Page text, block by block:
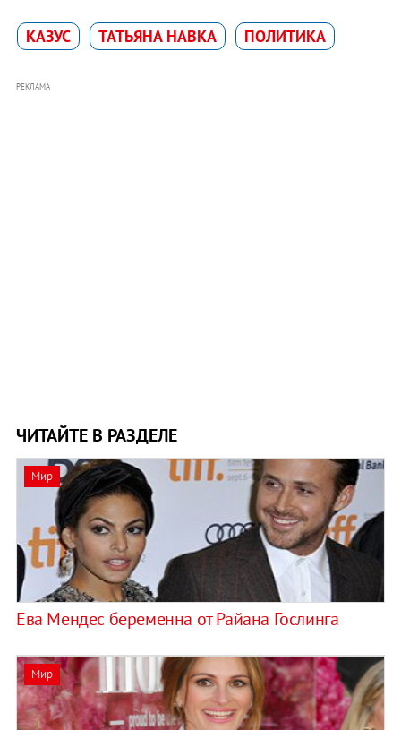
КАЗУС ТАТЬЯНА НАВКА ПОЛИТИКА
РЕКЛАМА
ЧИТАЙТЕ В РАЗДЕЛЕ
Мир
Ева Мендес беременна от Райана Гослинга
Мир